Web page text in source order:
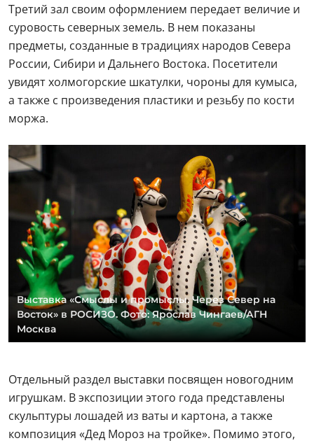
Третий зал своим оформлением передает величие и
суровость северных земель. В нем показаны
предметы, созданные в традициях народов Севера
России, Сибири и Дальнего Востока. Посетители
увидят холмогорские шкатулки, чороны для кумыса,
а также с произведения пластики и резьбу по кости
моржа.
Выставка «Смыслы и промыслы. Через Север на
Восток» в РОСИЗО. Фото: Ярослав Чингаев/АГН
Москва
Отдельный раздел выставки посвящен новогодним
игрушкам. В экспозиции этого года представлены
скульптуры лошадей из ваты и картона, а также
композиция «Дед Мороз на тройке». Помимо этого,